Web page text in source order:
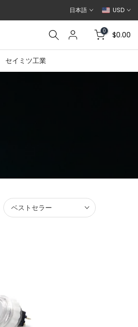
日本語 USD
0 $0.00
セイミツ工業
ベストセラー